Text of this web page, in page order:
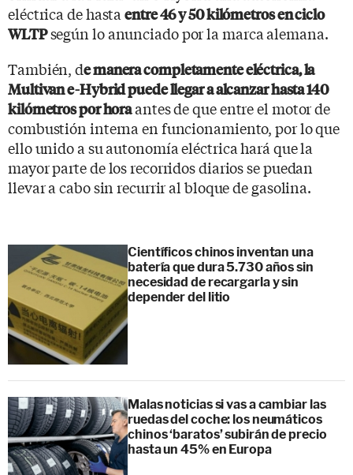
eléctrica de hastaentre 46 y 50 kilómetros en ciclo
WLTPsegún lo anunciado por la marca alemana.
También, de manera completamente eléctrica, la
Multivan e-Hybrid puede llegar a alcanzar hasta 140
kilómetros por horaantes de que entre el motor de
combustión interna en funcionamiento, por lo que
ello unido a su autonomía eléctrica hará que la
mayor parte de los recorridos diarios se puedan
llevar a cabo sin recurrir al bloque de gasolina.
Científicos chinos inventan una
batería que dura 5.730 años sin
necesidad de recargarla y sin
depender del litio
Malas noticias si vas a cambiar las
ruedas del coche: los neumáticos
chinos ‘baratos’ subirán de precio
hasta un 45% en Europa